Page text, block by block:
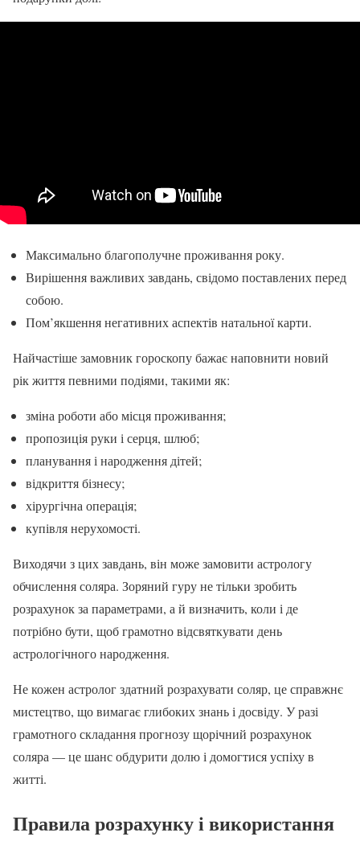
Максимально благополучне проживання року.
Вирішення важливих завдань, свідомо поставлених перед
собою.
Пом’якшення негативних аспектів натальної карти.
Найчастіше замовник гороскопу бажає наповнити новий
рік життя певними подіями, такими як:
зміна роботи або місця проживання;
пропозиція руки і серця, шлюб;
планування і народження дітей;
відкриття бізнесу;
хірургічна операція;
купівля нерухомості.
Виходячи з цих завдань, він може замовити астрологу
обчислення соляра. Зоряний гуру не тільки зробить
розрахунок за параметрами, а й визначить, коли і де
потрібно бути, щоб грамотно відсвяткувати день
астрологічного народження.
Не кожен астролог здатний розрахувати соляр, це справжнє
мистецтво, що вимагає глибоких знань і досвіду. У разі
грамотного складання прогнозу щорічний розрахунок
соляра — це шанс обдурити долю і домогтися успіху в
житті.
Правила розрахунку і використання